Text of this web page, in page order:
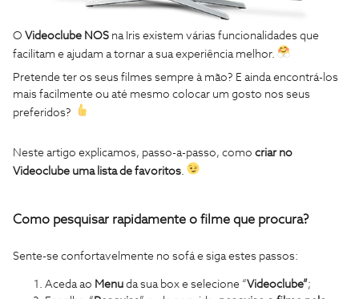
O Videoclube NOS na Iris existem várias funcionalidades que
facilitam e ajudam a tornar a sua experiência melhor.
Pretende ter os seus filmes sempre à mão? E ainda encontrá-los
mais facilmente ou até mesmo colocar um gosto nos seus
preferidos?
Neste artigo explicamos, passo-a-passo, como criar no
Videoclube uma lista de favoritos.
Como pesquisar rapidamente o filme que procura?
Sente-se confortavelmente no sofá e siga estes passos:
Aceda ao Menu da sua box e selecione “Videoclube”;